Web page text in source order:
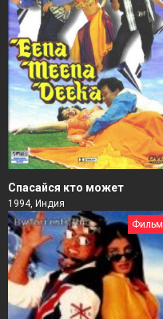
Спасайся кто может
1994, Индия
Фильм